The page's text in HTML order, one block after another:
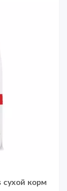
сухой корм